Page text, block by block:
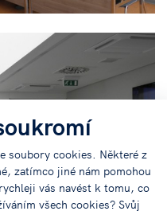
soubory cookies. Některé z
zatímco jiné nám pomohou
vás navést k tomu, co
všech cookies? Svůj